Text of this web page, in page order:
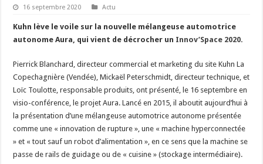
16 septembre 2020 Actu
Kuhn lève le voile sur la nouvelle mélangeuse automotrice
autonome Aura, qui vient de décrocher un Innov’Space 2020.
Pierrick Blanchard, directeur commercial et marketing du site Kuhn La
Copechagnière (Vendée), Mickaël Peterschmidt, directeur technique, et
Loïc Toulotte, responsable produits, ont présenté, le 16 septembre en
visio-conférence, le projet Aura. Lancé en 2015, il aboutit aujourd’hui à
la présentation d’une mélangeuse automotrice autonome présentée
comme une « innovation de rupture », une « machine hyperconnectée
» et « tout sauf un robot d’alimentation », en ce sens que la machine se
passe de rails de guidage ou de « cuisine » (stockage intermédiaire).